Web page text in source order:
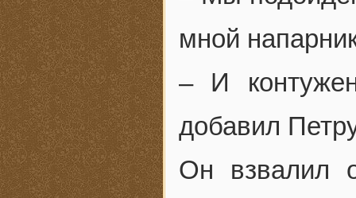
мной
– И
добавил
Он взвалил